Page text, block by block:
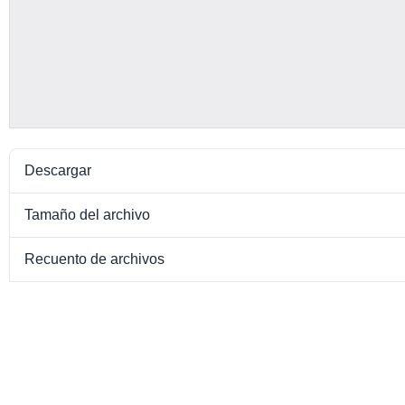
Descargar
Tamaño del archivo
Recuento de archivos